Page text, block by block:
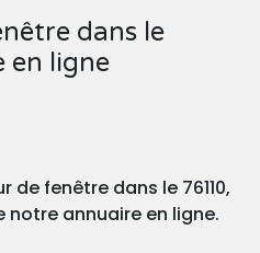
dans le
en ligne
de fenêtre dans le 76110,
annuaire en ligne.